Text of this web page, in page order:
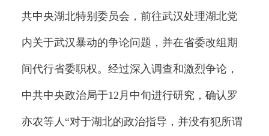
共中央湖北特别委员会，前往武汉处理湖北党
内关于武汉暴动的争论问题，并在省委改组期
间代行省委职权。经过深入调查和激烈争论，
中共中央政治局于12月中旬进行研究，确认罗
亦农等人“对于湖北的政治指导，并没有犯所谓